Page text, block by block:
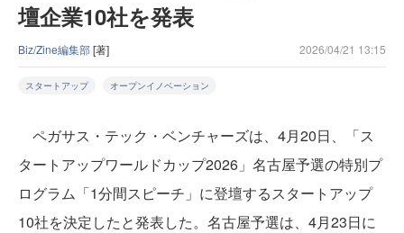
壇企業10社を発表
Biz/Zine編集部[著] 2026/04/21 13:15
スタートアップ オープンイノベーション
ペガサス・テック・ベンチャーズは、4月20日、「ス
タートアップワールドカップ2026」名古屋予選の特別プ
ログラム「1分間スピーチ」に登壇するスタートアップ
10社を決定したと発表した。名古屋予選は、4月23日に